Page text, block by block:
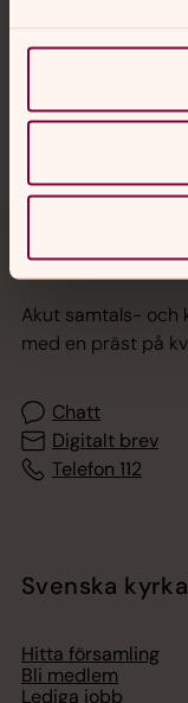
Jourhavande
Akut samtals- och
med en präst på
Chatt
Digitalt brev
Telefon 112
Svenska
Hitta församling
Bli medlem
Lediga jobb